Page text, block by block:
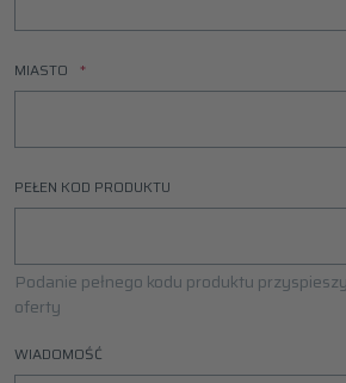
MIASTO
PEŁEN KOD PRODUKTU
Podanie pełnego kodu produktu
oferty
WIADOMOŚĆ